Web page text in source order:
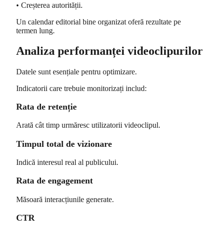
• Creșterea autorității.
Un calendar editorial bine organizat oferă rezultate pe
termen lung.
Analiza performanței videoclipurilor
Datele sunt esențiale pentru optimizare.
Indicatorii care trebuie monitorizați includ:
Rata de retenție
Arată cât timp urmăresc utilizatorii videoclipul.
Timpul total de vizionare
Indică interesul real al publicului.
Rata de engagement
Măsoară interacțiunile generate.
CTR